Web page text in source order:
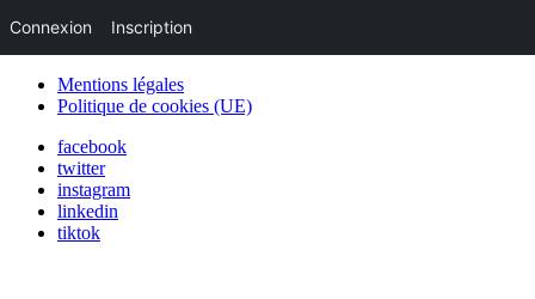
Mentions légales
Politique de cookies (UE)
facebook
twitter
instagram
linkedin
tiktok
Connexion Inscription